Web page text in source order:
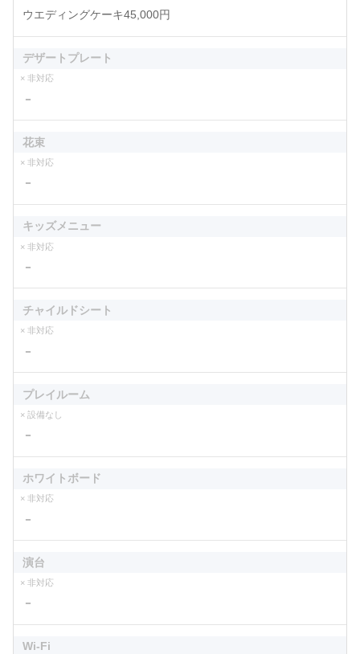
ウエディングケーキ45,000円
デザートプレート
× 非対応
－
花束
× 非対応
－
キッズメニュー
× 非対応
－
チャイルドシート
× 非対応
－
プレイルーム
× 設備なし
－
ホワイトボード
× 非対応
－
演台
× 非対応
－
Wi-Fi